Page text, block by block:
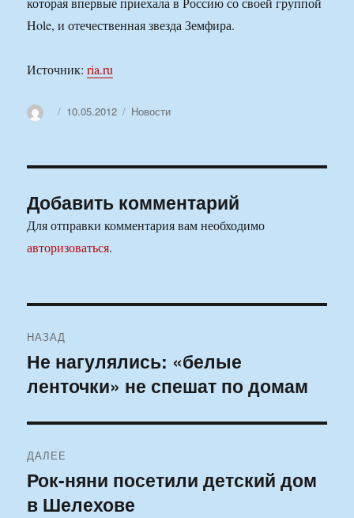
Hole, и отечественная звезда Земфира.
Источник:ria.ru
АвторОпубликовано
10.05.2012 Рубрики
Новости
Добавить комментарий
Для отправки комментария вам необходимо
авторизоваться.
по
записям
НАЗАД
Предыдущая
запись:
Не нагулялись: «белые
ленточки» не спешат по домам
ДАЛЕЕ
Следующая
запись:
Рок-няни посетили детский дом
в Шелехове